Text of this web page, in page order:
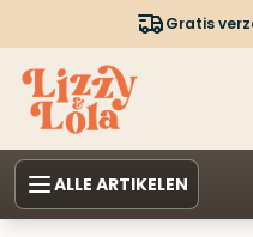
Gratis
ALLE ARTIKELEN